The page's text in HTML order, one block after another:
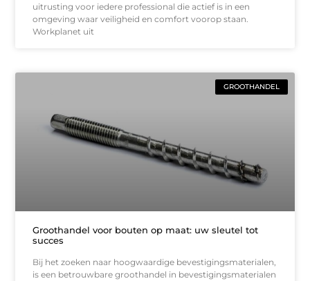
uitrusting voor iedere professional die actief is in een
omgeving waar veiligheid en comfort voorop staan.
Workplanet uit
GROOTHANDEL
Groothandel voor bouten op maat: uw sleutel tot
succes
Bij het zoeken naar hoogwaardige bevestigingsmaterialen,
is een betrouwbare groothandel in bevestigingsmaterialen